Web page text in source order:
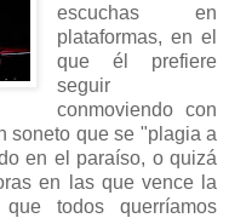
escuchas en
plataformas, en el
que él prefiere
seguir
conmoviendo con
soneto que se "plagia a
en el paraíso, o quizá
en las que vence la
todos querríamos